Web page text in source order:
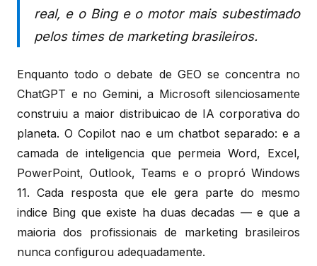
real, e o Bing e o motor mais subestimado
pelos times de marketing brasileiros.
Enquanto todo o debate de GEO se concentra no
ChatGPT e no Gemini, a Microsoft silenciosamente
construiu a maior distribuicao de IA corporativa do
planeta. O Copilot nao e um chatbot separado: e a
camada de inteligencia que permeia Word, Excel,
PowerPoint, Outlook, Teams e o propró Windows
11. Cada resposta que ele gera parte do mesmo
indice Bing que existe ha duas decadas — e que a
maioria dos profissionais de marketing brasileiros
nunca configurou adequadamente.